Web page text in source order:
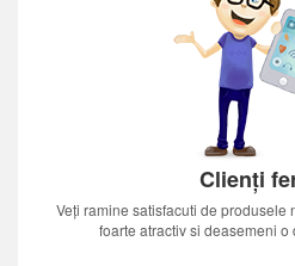
Clienți
Veți ramine satisfacuti de produsele
foarte atractiv si deasemeni o